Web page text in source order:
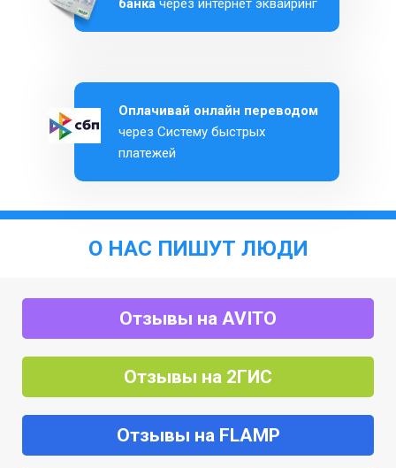
Оплачивай онлайн переводом
через Систему быстрых
платежей
О НАС ПИШУТ ЛЮДИ
Отзывы на AVITO
Отзывы на 2ГИС
Отзывы на FLAMP